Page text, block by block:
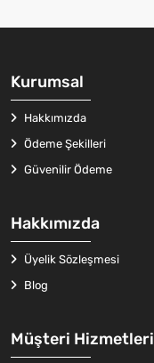
Kurumsal
Hakkımızda
Ödeme Şekilleri
Güvenilir Ödeme
Müşteri Hizmetleri
Hakkımızda
Üyelik Sözleşmesi
Blog